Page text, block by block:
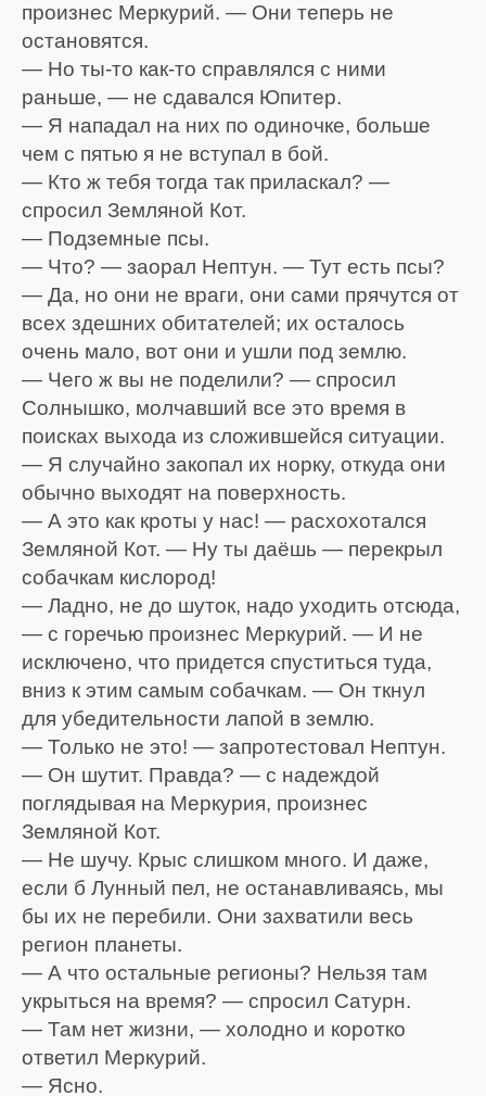
произнес Меркурий. — Они теперь не
остановятся.
— Но ты-то как-то справлялся с ними
раньше, — не сдавался Юпитер.
— Я нападал на них по одиночке, больше
чем с пятью я не вступал в бой.
— Кто ж тебя тогда так приласкал? —
спросил Земляной Кот.
— Подземные псы.
— Что? — заорал Нептун. — Тут есть псы?
— Да, но они не враги, они сами прячутся от
всех здешних обитателей; их осталось
очень мало, вот они и ушли под землю.
— Чего ж вы не поделили? — спросил
Солнышко, молчавший все это время в
поисках выхода из сложившейся ситуации.
— Я случайно закопал их норку, откуда они
обычно выходят на поверхность.
— А это как кроты у нас! — расхохотался
Земляной Кот. — Ну ты даёшь — перекрыл
собачкам кислород!
— Ладно, не до шуток, надо уходить отсюда,
— с горечью произнес Меркурий. — И не
исключено, что придется спуститься туда,
вниз к этим самым собачкам. — Он ткнул
для убедительности лапой в землю.
— Только не это! — запротестовал Нептун.
— Он шутит. Правда? — с надеждой
поглядывая на Меркурия, произнес
Земляной Кот.
— Не шучу. Крыс слишком много. И даже,
если б Лунный пел, не останавливаясь, мы
бы их не перебили. Они захватили весь
регион планеты.
— А что остальные регионы? Нельзя там
укрыться на время? — спросил Сатурн.
— Там нет жизни, — холодно и коротко
ответил Меркурий.
— Ясно.